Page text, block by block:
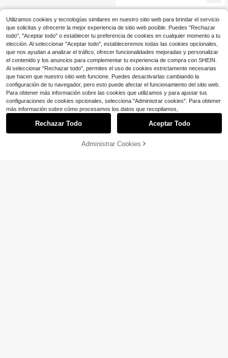
inco puntas hechas a mano talla gr
ande vendidas, flores de cinco péta
los 3D y pequeñas flores con efect
o tie-dye, mariquitas 3D y decoraci
ón de lazos en la superficie de las u
ñas, incluye herramientas de manic
ura, pegatinas de uñas con forma d
e almendra adecuadas para mujere
s y niñas, suministros de uñas hech
os a mano
¡18% DE DESCUENTO!
Utilizamos cookies y tecnologías similares en nuestro sitio web para brindar el servicio
que solicitas y ofrecerte la mejor experiencia de sitio web posible. Puedes "Rechazar
todo", "Aceptar todo" o establecer tu preferencia de cookies en cualquier momento a tu
elección. Al seleccionar "Aceptar todo", estableceremos todas las cookies opcionales,
que nos ayudan a analizar el tráfico, ofrecer funcionalidades mejoradas y personalizar
el contenido y los anuncios para complementar tu experiencia de compra con SHEIN.
Al seleccionar "Rechazar todo", permites el uso de cookies estrictamente necesarias
que hacen que nuestro sitio web funcione. Puedes desactivarlas cambiando la
configuración de tu navegador, pero esto puede afectar el funcionamiento del sitio web.
Para obtener más información sobre las cookies que utilizamos y para ajustar tus
configuraciones de cookies opcionales, selecciona "Administrar cookies". Para obtener
más información sobre cómo procesamos los datos que recopilamos,
Rechazar Todo Aceptar Todo
Administrar Cookies